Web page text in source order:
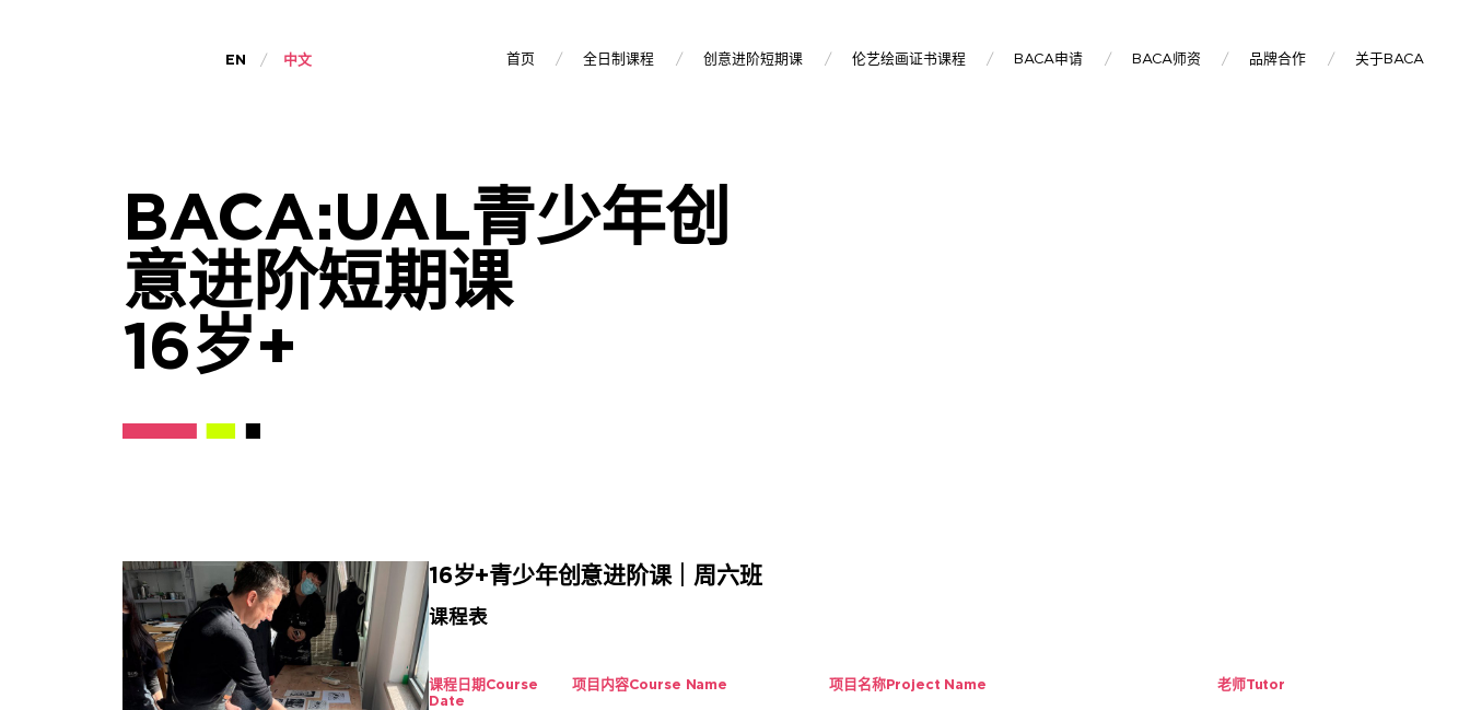
EN 中文 首页 全日制课程 创意进阶短期课 伦艺绘画证书课程 BACA申请 BACA师资 品牌合作 关于BACA
BACA:UAL青少年创
意进阶短期课
16岁+
16岁+青少年创意进阶课｜周六班
课程表
课程日期 Course
Date
项目内容Course Name 项目名称Project Name 老师Tutor